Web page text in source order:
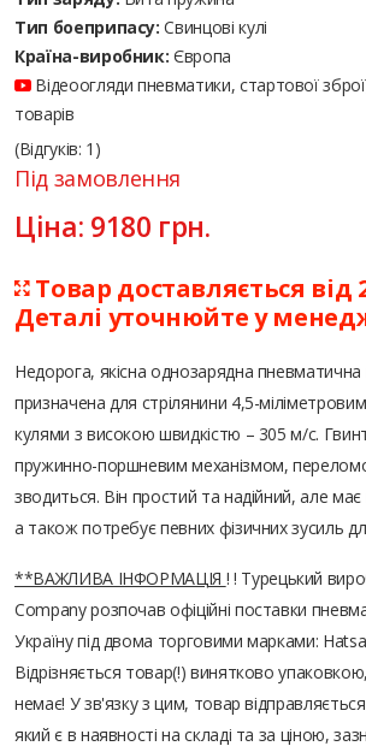
Тип боеприпасу: Cвинцові кулі
Країна-виробник: Європа
Відеоогляди пневматики, стартової
товарів
(Відгуків: 1)
Під замовлення
Ціна: 9180 грн.
Товар доставляється від
Деталі уточнюйте у
Недорога, якісна однозарядна пневматична
призначена для стрілянини 4,5-
кулями з високою швидкістю – 305 м/с.
пружинно-поршневим механізмом,
зводиться. Він простий та надійний, але має
а також потребує певних фізичних зусиль
**ВАЖЛИВА ІНФОРМАЦІЯ ! ! Турецький
Company розпочав офіційні поставки
Україну під двома торговими марками:
Відрізняється товар(!) винятково
немає! У зв'язку з цим, товар
який є в наявності на складі та за ціною,